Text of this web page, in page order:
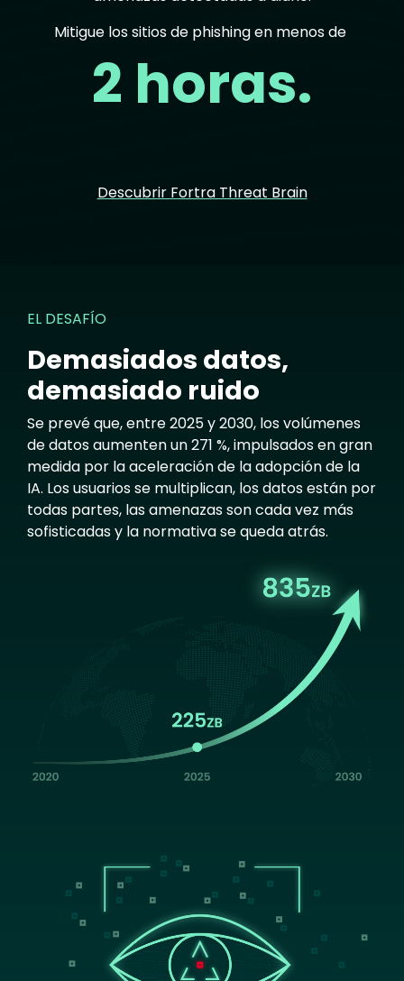
Mitigue los sitios de phishing en menos de
2 horas.
Descubrir Fortra Threat Brain
EL DESAFÍO
Demasiados datos,
demasiado ruido
Se prevé que, entre 2025 y 2030, los volúmenes
de datos aumenten un 271 %, impulsados en gran
medida por la aceleración de la adopción de la
IA. Los usuarios se multiplican, los datos están por
todas partes, las amenazas son cada vez más
sofisticadas y la normativa se queda atrás.